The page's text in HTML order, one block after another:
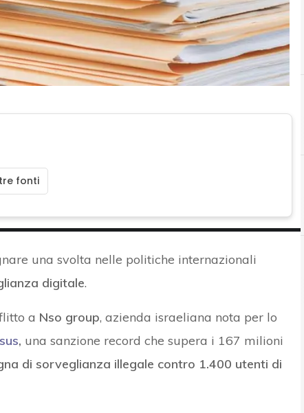
fonti
una svolta nelle politiche internazionali
digitale.
a Nso group, azienda israeliana nota per lo
, una sanzione record che supera i 167 milioni
di sorveglianza illegale contro 1.400 utenti di
News, attualità e analisi Cyber sicurezza e privacy